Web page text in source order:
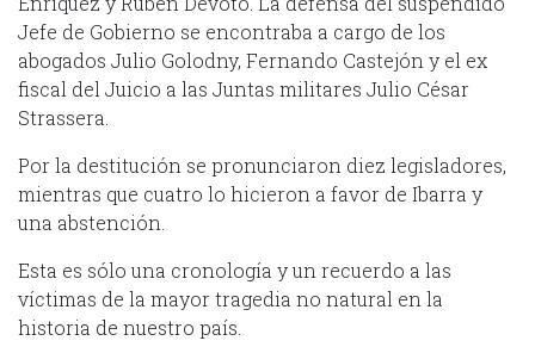
Jefe de Gobierno se encontraba a cargo de los
abogados Julio Golodny, Fernando Castejón y el ex
fiscal del Juicio a las Juntas militares Julio César
Strassera.
Por la destitución se pronunciaron diez legisladores,
mientras que cuatro lo hicieron a favor de Ibarra y
una abstención.
Esta es sólo una cronología y un recuerdo a las
víctimas de la mayor tragedia no natural en la
historia de nuestro país.